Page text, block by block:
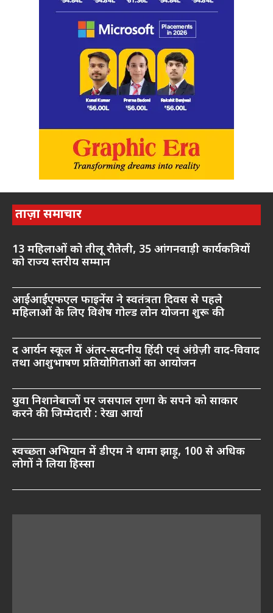
ताज़ा समाचार
13 महिलाओं को तीलू रौतेली, 35 आंगनवाड़ी कार्यकत्रियों
को राज्य स्तरीय सम्मान
आईआईएफएल फाइनेंस ने स्वतंत्रता दिवस से पहले
महिलाओं के लिए विशेष गोल्ड लोन योजना शुरू की
द आर्यन स्कूल में अंतर-सदनीय हिंदी एवं अंग्रेज़ी वाद-विवाद
तथा आशुभाषण प्रतियोगिताओं का आयोजन
युवा निशानेबाजों पर जसपाल राणा के सपने को साकार
करने की जिम्मेदारी : रेखा आर्या
स्वच्छता अभियान में डीएम ने थामा झाड़ू, 100 से अधिक
लोगों ने लिया हिस्सा